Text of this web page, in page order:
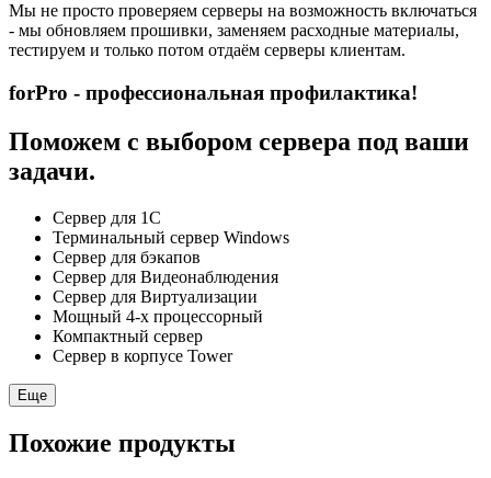
Мы не просто проверяем серверы на возможность включаться
- мы обновляем прошивки, заменяем расходные материалы,
тестируем и только потом отдаём серверы клиентам.
forPro - профессиональная профилактика!
Поможем с выбором сервера под ваши
задачи.
Сервер для 1С
Терминальный сервер Windows
Сервер для бэкапов
Сервер для Видеонаблюдения
Сервер для Виртуализации
Мощный 4-х процессорный
Компактный сервер
Сервер в корпусе Tower
Еще
Похожие продукты